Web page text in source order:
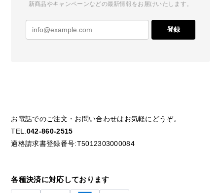
新商品やキャンペーンなどの最新情報をお届けいたします。
登録
お電話でのご注文・お問い合わせはお気軽にどうぞ。
TEL. 042-860-2515
適格請求書登録番号:T5012303000084
各種決済に対応しております